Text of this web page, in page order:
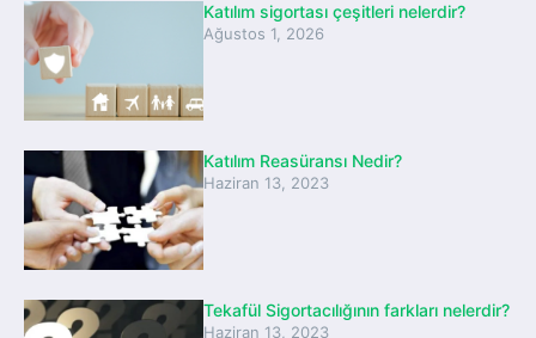
Katılım sigortası çeşitleri nelerdir?
Ağustos 1, 2026
Katılım Reasüransı Nedir?
Haziran 13, 2023
Tekafül Sigortacılığının farkları nelerdir?
Haziran 13, 2023